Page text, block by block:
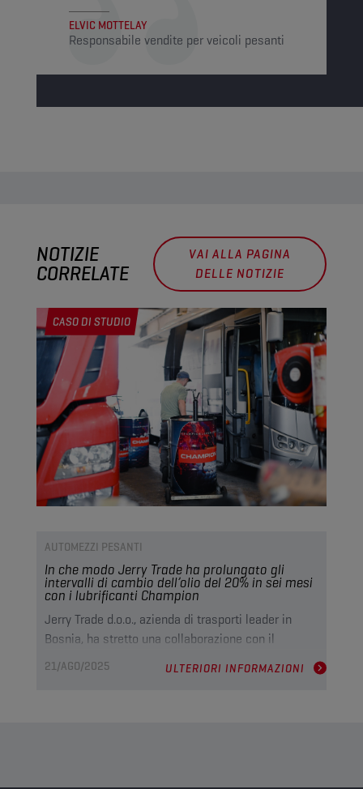
ELVIC MOTTELAY
Responsabile vendite per veicoli pesanti
NOTIZIE
CORRELATE
VAI ALLA PAGINA
DELLE NOTIZIE
CASO DI STUDIO
AUTOMEZZI PESANTI
In che modo Jerry Trade ha prolungato gli
intervalli di cambio dell’olio del 20% in sei mesi
con i lubrificanti Champion
Jerry Trade d.o.o., azienda di trasporti leader in
Bosnia, ha stretto una collaborazione con il
produttore di lubrificanti Champion e il distributore
Lager d.o.o., al fine di trasformare la propria
21/AGO/2025 ULTERIORI INFORMAZIONI